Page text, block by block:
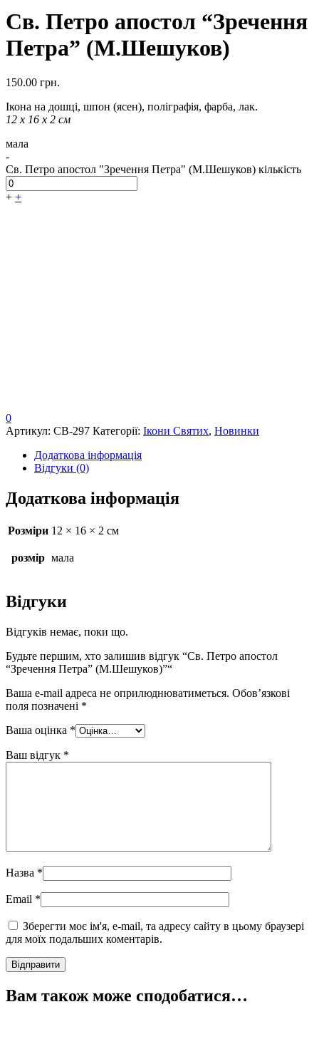
Св. Петро апостол “Зречення
Петра” (М.Шешуков)
150.00 грн.
Ікона на дошці, шпон (ясен), поліграфія, фарба, лак.
12 х 16 х 2 см
мала
-
Св. Петро апостол "Зречення Петра" (М.Шешуков) кількість
+ +
0
Артикул: СВ-297 Категорії: Ікони Святих, Новинки
Додаткова інформація
Відгуки (0)
Додаткова інформація
Розміри 12 × 16 × 2 см
розмір мала
Відгуки
Відгуків немає, поки що.
Будьте першим, хто залишив відгук “Св. Петро апостол
“Зречення Петра” (М.Шешуков)”“
Ваша e-mail адреса не оприлюднюватиметься. Обов’язкові
поля позначені *
Ваша оцінка *
Ваш відгук *
Назва *
Email *
Зберегти моє ім'я, e-mail, та адресу сайту в цьому браузері
для моїх подальших коментарів.
Вам також може сподобатися…